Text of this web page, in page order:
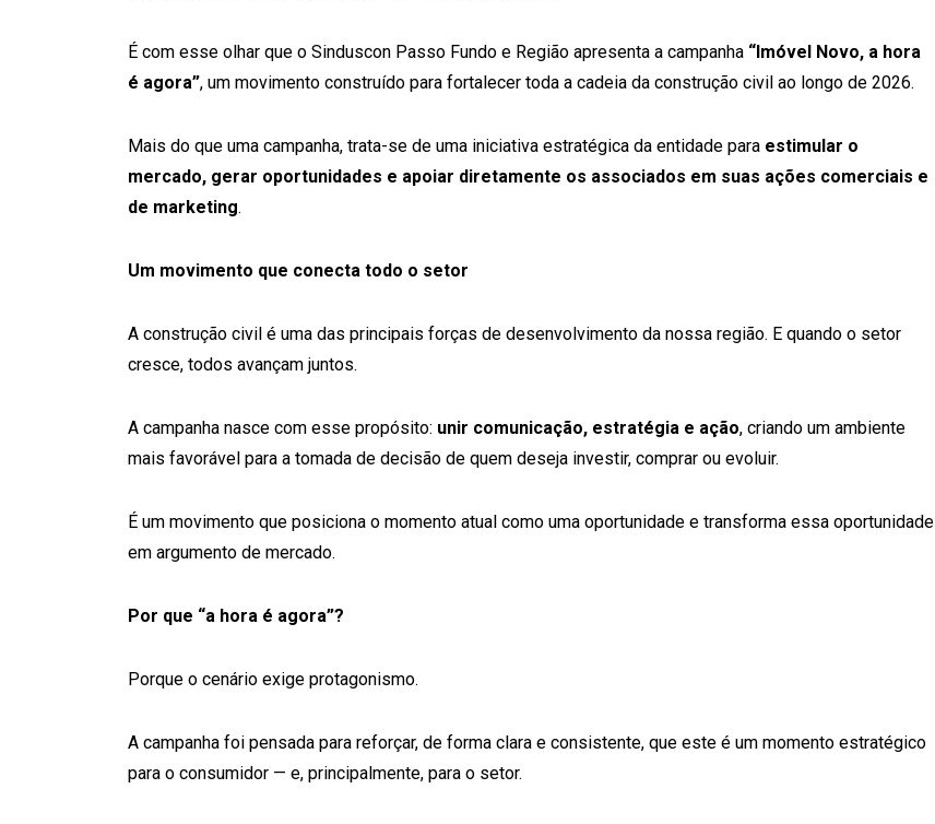
É com esse olhar que o Sinduscon Passo Fundo e Região apresenta a campanha “Imóvel Novo, a hora
é agora”, um movimento construído para fortalecer toda a cadeia da construção civil ao longo de 2026.
Mais do que uma campanha, trata-se de uma iniciativa estratégica da entidade para estimular o
mercado, gerar oportunidades e apoiar diretamente os associados em suas ações comerciais e
de marketing.
Um movimento que conecta todo o setor
A construção civil é uma das principais forças de desenvolvimento da nossa região. E quando o setor
cresce, todos avançam juntos.
A campanha nasce com esse propósito: unir comunicação, estratégia e ação, criando um ambiente
mais favorável para a tomada de decisão de quem deseja investir, comprar ou evoluir.
É um movimento que posiciona o momento atual como uma oportunidade e transforma essa oportunidade
em argumento de mercado.
Por que “a hora é agora”?
Porque o cenário exige protagonismo.
A campanha foi pensada para reforçar, de forma clara e consistente, que este é um momento estratégico
para o consumidor — e, principalmente, para o setor.